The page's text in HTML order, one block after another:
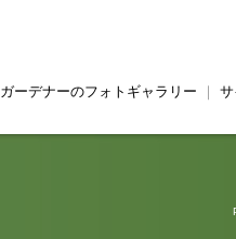
ガーデナーのフォトギャラリー